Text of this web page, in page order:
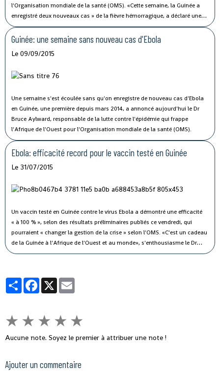
l'Organisation mondiale de la santé (OMS). «Cette semaine, la Guinée a
enregistré deux nouveaux cas » de la fièvre hémorragique, a déclaré une
porte-parole de l'OMS, Margaret Harris, lors d'un point de presse à Genève.
Guinée: une semaine sans nouveau cas d'Ebola
Le 09/09/2015
Une semaine s'est écoulée sans qu'on enregistre de nouveau cas d'Ebola
en Guinée, une première depuis mars 2014, a annoncé aujourd'hui le Dr
Bruce Aylward, responsable de la lutte contre l'épidémie qui frappe
l'Afrique de l'Ouest pour l'Organisation mondiale de la santé (OMS).
Ebola: efficacité record pour le vaccin testé en Guinée
Le 31/07/2015
Un vaccin testé en Guinée contre le virus Ebola a démontré une efficacité
« à 100 % », selon des résultats préliminaires publiés ce vendredi, qui
pourraient « changer la gestion de la crise » selon l'OMS. «C'est un cadeau
de la Guinée à l'Afrique de l'Ouest et au monde», s'enthousiasme le Dr
Sakoba Keita, coordinateur national guinéen de la lutte contre le virus
PartagerFacebook
X
★ ★ ★ ★ ★
Aucune note. Soyez le premier à attribuer une note !
Ajouter un commentaire